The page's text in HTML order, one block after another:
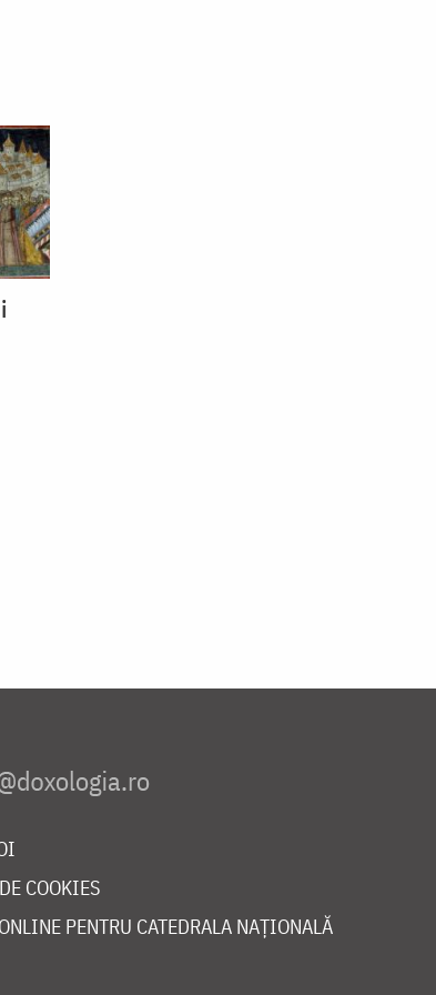
COOKIES
PENTRU CATEDRALA NAȚIONALĂ